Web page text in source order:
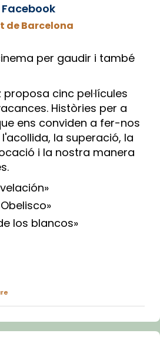
Facebook
de Barcelona
per gaudir i també
proposa cinc pel·lícules
Històries per a
ens conviden a fer-nos
la superació, la
i la nostra manera
los blancos»
de Barcelona